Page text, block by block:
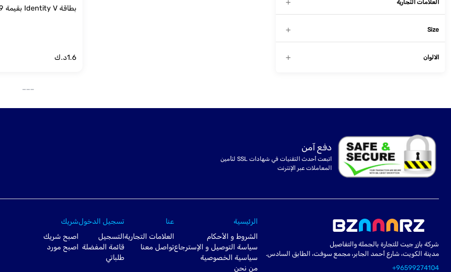
بطاقة Identity V بقيمة 4.99
1.6د.ك
___
العلامات التجارية
Size
الالوان
دفع آمن
اتبعت أحدث التقنيات في شهادات SSL لتأمين
المعاملات عبر الإنترنت
شركة بازر جيت للتجارة بالجملة والتفاصيل
مدينة الكويت، شارع أحمد الجابر، مجمع سوفت، الطابق السادس.
+96599274104
الرئيسية
الشروط و الأحكام
سياسة التوصيل و الإسترجاع
سياسية الخصوصية
من نحن
عنا
العلامات التجارية
تواصل معنا
تسجيل الدخول
التسجيل
قائمة المفضلة
طلباتي
شريك
اصبح شريك
اصبح مورد